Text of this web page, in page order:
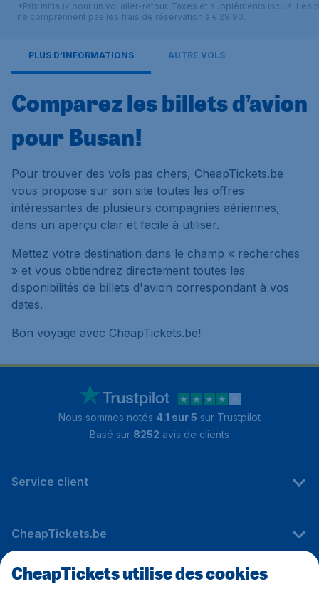
*Prix initiaux pour un vol aller-retour. Taxes et suppléments inclus. Les
ne comprennent pas les frais de réservation à € 29,90.
PLUS D'INFORMATIONS AUTRE VOLS
Comparez les billets d’avion
pour Busan!
Pour trouver des vols pas chers, CheapTickets.be
vous propose sur son site toutes les offres
intéressantes de plusieurs compagnies aériennes,
dans un aperçu clair et facile à utiliser.
Mettez votre destination dans le champ « recherches
» et vous obtiendrez directement toutes les
disponibilités de billets d'avion correspondant à vos
dates.
Bon voyage avec CheapTickets.be!
Nous sommes notés 4.1 sur 5 sur Trustpilot
Basé sur 8252 avis de clients
Service client
CheapTickets.be
Sites internationaux
CheapTickets utilise des cookies